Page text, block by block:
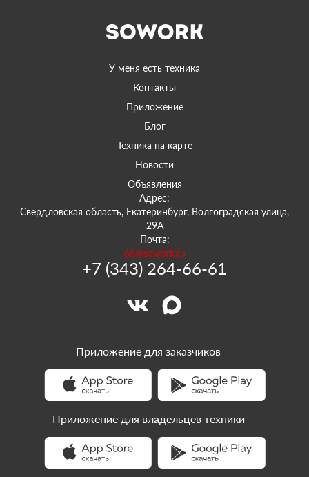
У меня есть техника
Контакты
Приложение
Блог
Техника на карте
Новости
Объявления
Адрес:
Свердловская область, Екатеринбург, Волгоградская улица,
29А
Почта:
66@sowork.ru
+7 (343) 264-66-61
Приложение для заказчиков
Приложение для владельцев техники